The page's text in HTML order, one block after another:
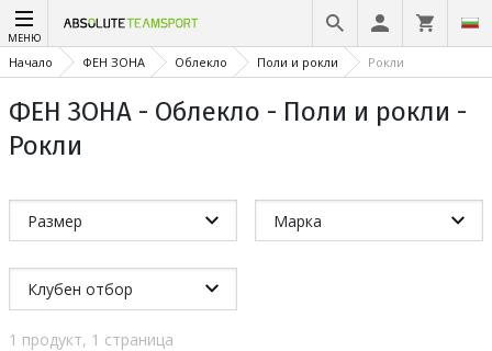
МЕНЮ
Начало ФЕН ЗОНА Облекло Поли и рокли Рокли
ФЕН ЗОНА - Облекло - Поли и рокли -
Рокли
Размер Марка
Клубен отбор
1 продукт, 1 страница